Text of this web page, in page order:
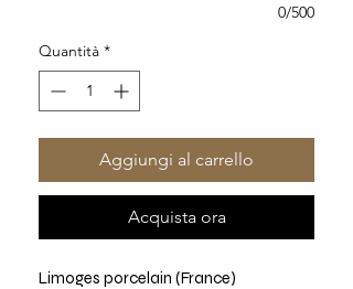
0/500
Quantità *
Aggiungi al carrello
Acquista ora
Limoges porcelain (France)